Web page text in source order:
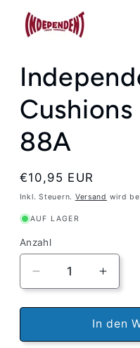
88A
Normaler
Preis
€10,95 EUR
Inkl. Steuern. Versand wird
AUF LAGER
Anzahl
Verringere
die
Menge
Independent
Erhöhe
die
für
In den